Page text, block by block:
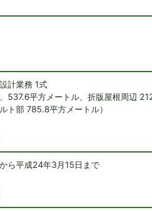
計業務 1式
、537.6平方メートル、折版屋根周辺
ト部 785.8平方メートル）
ら平成24年3月15日まで